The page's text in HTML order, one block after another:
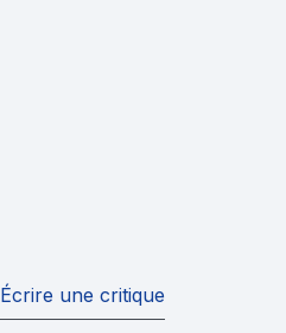
Écrire une critique